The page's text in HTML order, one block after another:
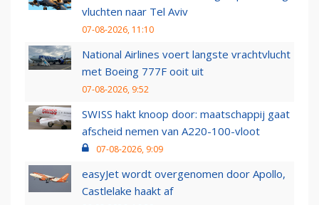
vluchten naar Tel Aviv
07-08-2026, 11:10
National Airlines voert langste vrachtvlucht
met Boeing 777F ooit uit
07-08-2026, 9:52
SWISS hakt knoop door: maatschappij gaat
afscheid nemen van A220-100-vloot
07-08-2026, 9:09
easyJet wordt overgenomen door Apollo,
Castlelake haakt af